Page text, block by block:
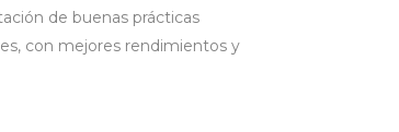
de buenas prácticas
con mejores rendimientos y